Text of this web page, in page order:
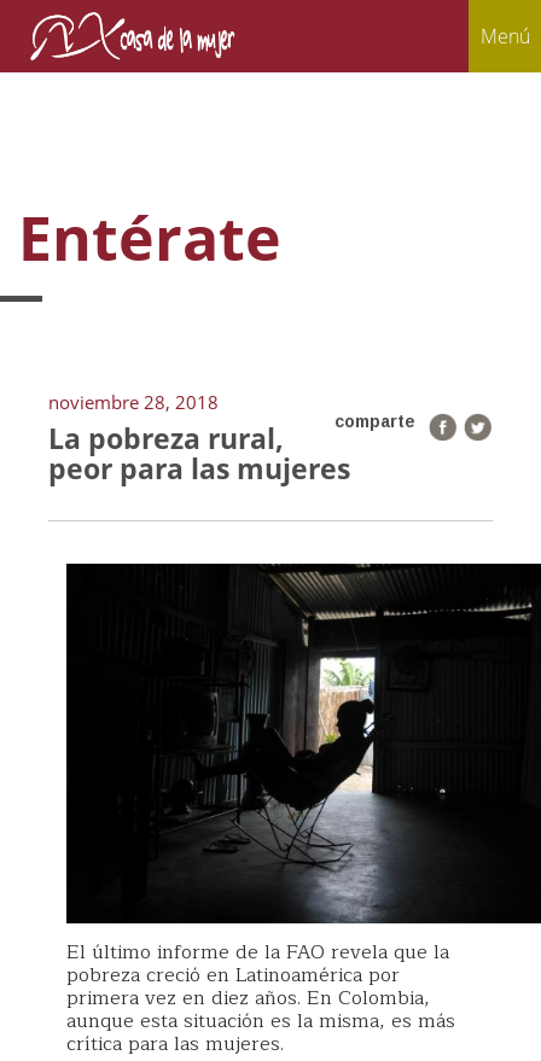
Menú
Entérate
noviembre 28, 2018
comparte
La pobreza rural,
peor para las mujeres
El último informe de la FAO revela que la
pobreza creció en Latinoamérica por
primera vez en diez años. En Colombia,
aunque esta situación es la misma, es más
crítica para las mujeres.